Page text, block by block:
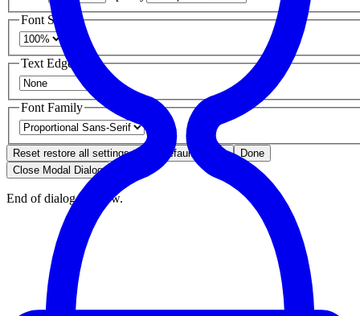
Font Size
Text Edge Style
Font Family
Reset restore all settings to the default values
Done
Close Modal Dialog
End of dialog window.